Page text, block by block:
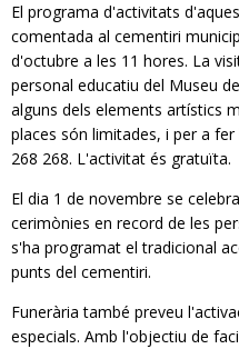
El programa d'activitats
comentada al cementiri
d'octubre a les 11 hores. La
personal educatiu del Museu
alguns dels elements artístics
places són limitades, i per a
268 268. L'activitat és gratuïta.
El dia 1 de novembre se
cerimònies en record de les
s'ha programat el tradicional
punts del cementiri.
Funerària també preveu
especials. Amb l'objectiu de